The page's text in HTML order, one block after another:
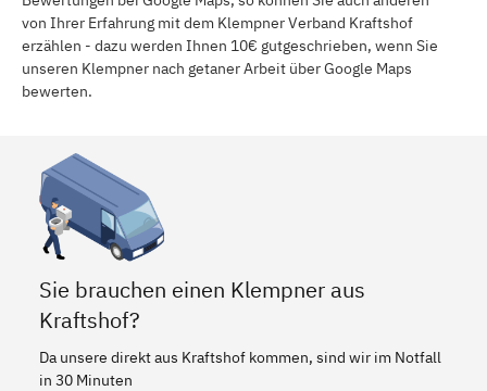
von Ihrer Erfahrung mit dem Klempner Verband Kraftshof
erzählen - dazu werden Ihnen 10€ gutgeschrieben, wenn Sie
unseren Klempner nach getaner Arbeit über Google Maps
bewerten.
Sie brauchen einen Klempner aus
Kraftshof?
Da unsere direkt aus Kraftshof kommen, sind wir im Notfall
in 30 Minuten